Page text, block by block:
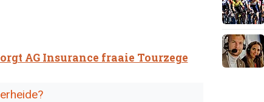
AG Insurance fraaie Tourzege